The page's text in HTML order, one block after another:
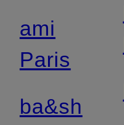
ami
Paris
ba&sh